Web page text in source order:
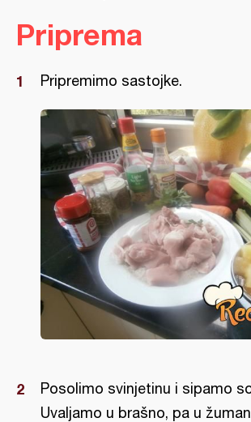
Priprema
Pripremimo sastojke.
Posolimo svinjetinu i sipamo
Uvaljamo u brašno, pa u